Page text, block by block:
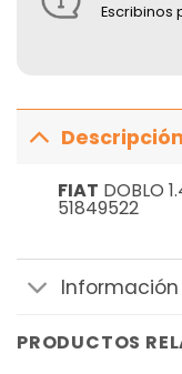
Escribinos
Descripción
FIAT DOBLO
51849522
PRODUCTOS